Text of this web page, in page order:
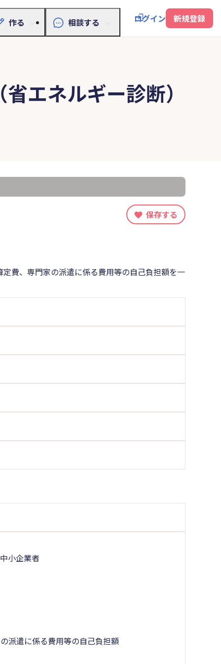
作る 相談する ログイン 新規登録
エネルギー診断）
保存する
費、専門家の派遣に係る費用等の自己負担額を一
小企業者
派遣に係る費用等の自己負担額